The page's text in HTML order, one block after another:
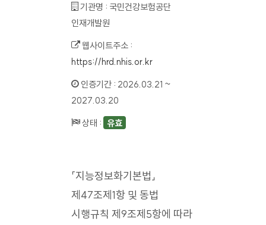
기관명 : 국민건강보험공단
인재개발원
웹사이트주소 :
https://hrd.nhis.or.kr
인증기간 : 2026.03.21 ~
2027.03.20
상태 : 유효
「지능정보화기본법」
제47조제1항 및 동법
시행규칙 제9조제5항에 따라